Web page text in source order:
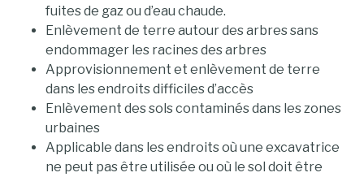
fuites de gaz ou d’eau chaude.
Enlèvement de terre autour des arbres sans
endommager les racines des arbres
Approvisionnement et enlèvement de terre
dans les endroits difficiles d’accès
Enlèvement des sols contaminés dans les zones
urbaines
Applicable dans les endroits où une excavatrice
ne peut pas être utilisée ou où le sol doit être